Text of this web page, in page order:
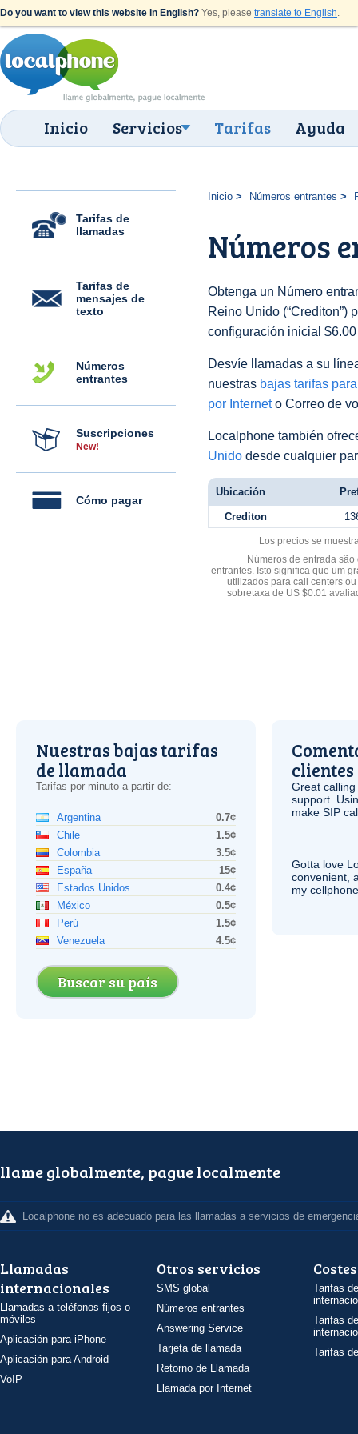
Do you want to view this website in English? Yes, please translate to English.
Inicio Servicios Tarifas Ayuda
Tarifas de
llamadas
Tarifas de
mensajes de
texto
Números
entrantes
Suscripciones
New!
Cómo pagar
Inicio Números entrantes
Números
Obtenga un Número
Reino Unido (“Crediton”)
configuración inicial
Desvíe llamadas a su
nuestras bajas tarifas
por Interneto Correo de
Localphone también
Unido desde cualquier
Ubicación
Crediton
Los precios se
Números de entrada
entrantes. Isto significa que um
utilizados para call centers
sobretaxa de US $0.01
Nuestras bajas tarifas
de llamada
Tarifas por minuto a partir de:
Argentina
0.7¢
Chile
1.5¢
Colombia
3.5¢
España
15¢
Estados Unidos
0.4¢
México
0.5¢
Perú
1.5¢
Venezuela
4.5¢
Buscar su país
clientes
Great
support.
make SIP
Gotta love
convenient,
my
llame globalmente, pague localmente
Localphone no es adecuado para las llamadas a servicios de
Llamadas
internacionales
Llamadas a teléfonos fijos o
móviles
Aplicación para iPhone
Aplicación para Android
VoIP
Otros servicios
SMS global
Números entrantes
Answering Service
Tarjeta de llamada
Retorno de Llamada
Llamada por Internet
Costes
Tarifas
Tarifas
Tarifas